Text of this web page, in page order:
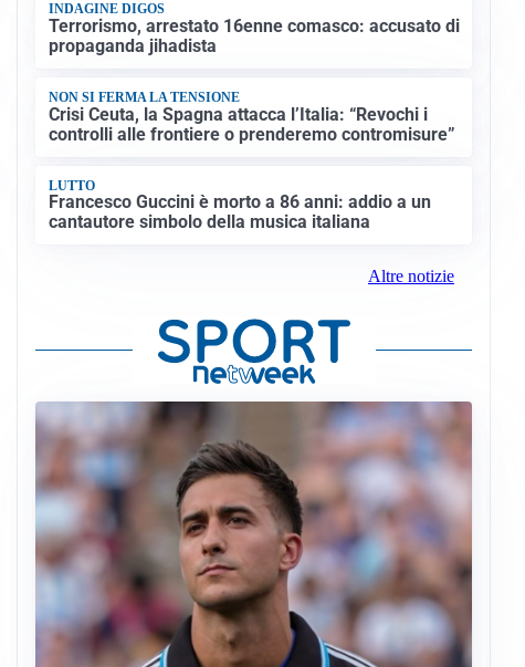
INDAGINE DIGOS
Terrorismo, arrestato 16enne comasco: accusato di
propaganda jihadista
NON SI FERMA LA TENSIONE
Crisi Ceuta, la Spagna attacca l’Italia: “Revochi i
controlli alle frontiere o prenderemo contromisure”
LUTTO
Francesco Guccini è morto a 86 anni: addio a un
cantautore simbolo della musica italiana
Altre notizie